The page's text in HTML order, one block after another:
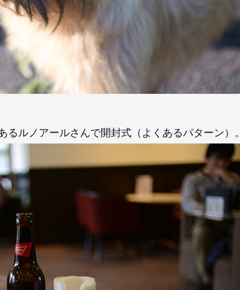
ルノアールさんで開封式（よくあるパターン）。